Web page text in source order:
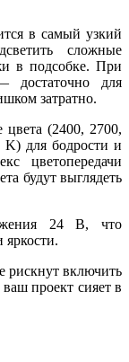
в самый узкий
сложные
в подсобке. При
для
затратно.
(2400, 2700,
для бодрости и
цветопередачи
будут выглядеть
24 В, что
яркости.
рискнут включить
ваш проект сияет в